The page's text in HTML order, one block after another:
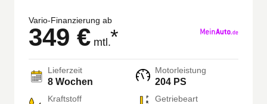
Vario-Finanzierung ab
349 € mtl.*
Lieferzeit
8 Wochen
Motorleistung
204 PS
Kraftstoff Getriebeart